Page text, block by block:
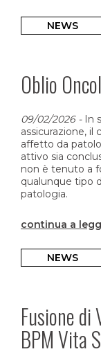
NEWS
Oblio
09/02/2026- In
assicurazione,
affetto da
attivo sia
non è tenuto a
qualunque tipo
patologia.
continua a
NEWS
Fusione di
BPM Vita